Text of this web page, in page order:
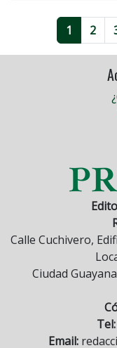
1 2
Calle Cuchivero,
Ciudad
Tel:
Email: